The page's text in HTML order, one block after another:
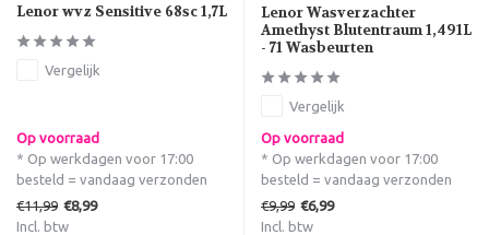
Lenor wvz Sensitive 68sc 1,7L
Vergelijk
Op voorraad
* Op werkdagen voor 17:00
besteld = vandaag verzonden
€11,99 €8,99
Incl. btw
Lenor Wasverzachter
Amethyst Blutentraum 1,491L
- 71 Wasbeurten
Vergelijk
Op voorraad
* Op werkdagen voor 17:00
besteld = vandaag verzonden
€9,99 €6,99
Incl. btw